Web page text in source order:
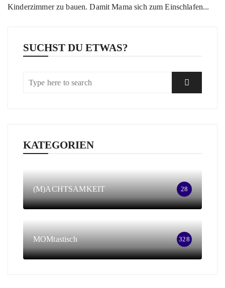
Kinderzimmer zu bauen. Damit Mama sich zum Einschlafen...
SUCHST DU ETWAS?
KATEGORIEN
(M)ACHTSAMKEIT 28
MOMtastisch 328